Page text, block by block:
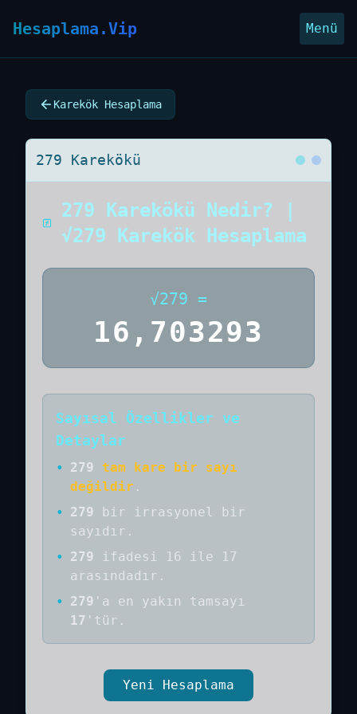
Hesaplama.Vip Menü
Karekök Hesaplama
279 Karekökü
279 Karekökü Nedir? |
√279 Karekök Hesaplama
√279 =
16,703293
Sayısal Özellikler ve
Detaylar
• 279
tam kare bir sayı
değildir .
•
279 bir
irrasyonel bir
sayıdır .
•
279
ifadesi 16 ile 17
arasındadır.
•
279 'a en yakın tamsayı
17 'tür.
Yeni Hesaplama